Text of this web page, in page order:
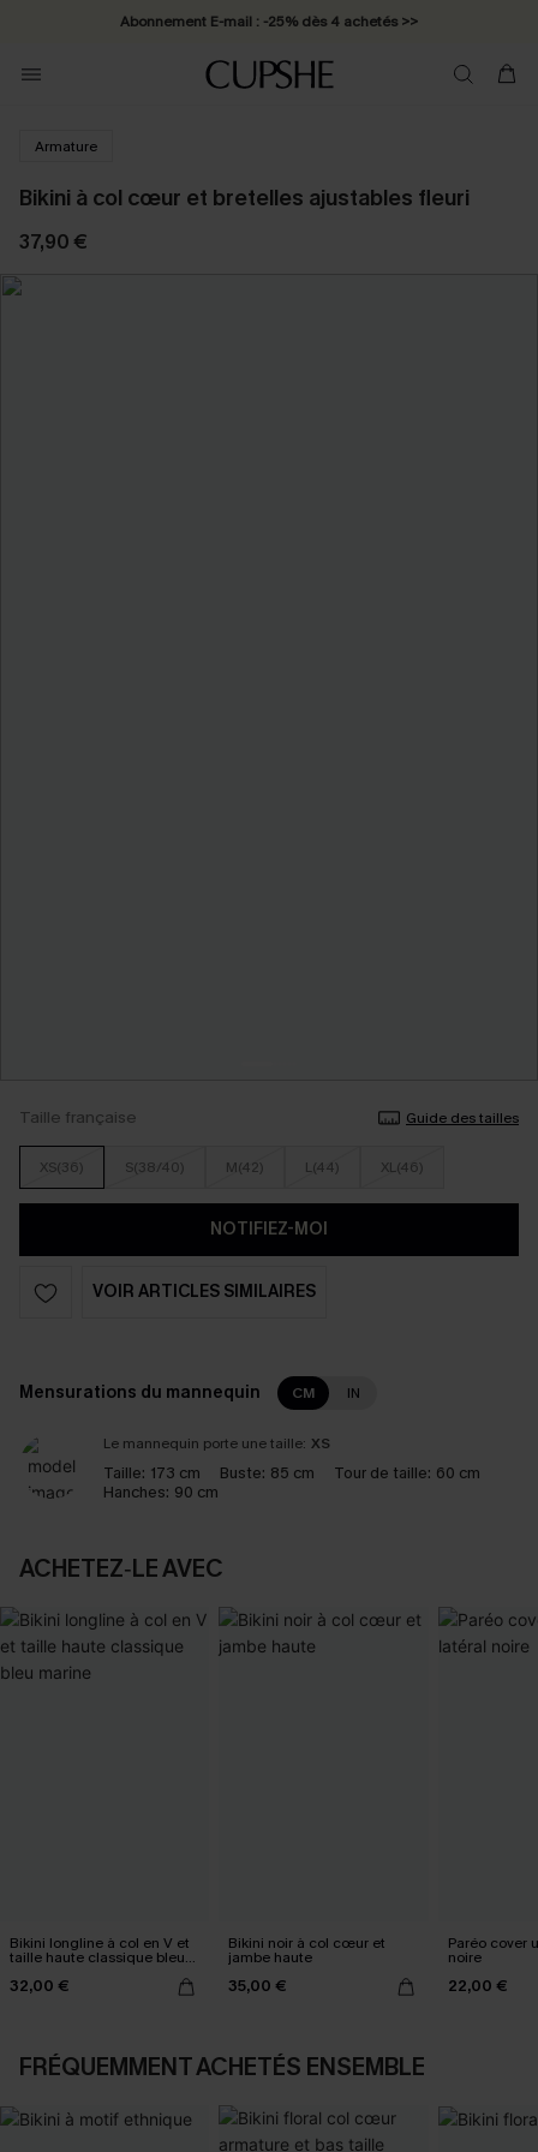
Abonnement E-mail : -25% dès 4 achetés >>
Armature
Bikini à col cœur et bretelles ajustables fleuri
37,90 €
Taille française Guide des tailles
XS(36) S(38/40) M(42) L(44) XL(46)
NOTIFIEZ-MOI
VOIR ARTICLES SIMILAIRES
Mensurations du mannequin CM IN
Le mannequin porte une taille: XS
Taille: 173 cm Buste: 85 cm Tour de taille: 60 cm
Hanches: 90 cm
ACHETEZ‑LE AVEC
Bikini longline à col en V et
taille haute classique bleu
32,00 €
Bikini noir à col cœur et
jambe haute
35,00 €
Paréo cover
noire
22,00 €
FRÉQUEMMENT ACHETÉS ENSEMBLE